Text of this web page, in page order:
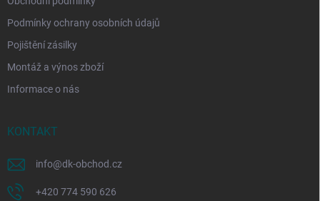
Podmínky ochrany osobních údajů
Pojištění zásilky
Montáž a výnos zboží
Informace o nás
KONTAKT
info@dk-obchod.cz
+420 774 590 626